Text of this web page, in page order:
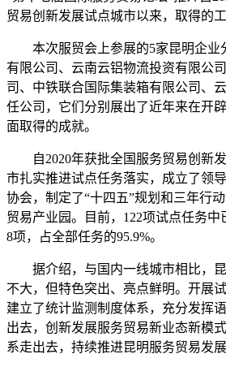
贸易创新发展试点城市以来，取得的工
本次服贸会上参展的5家昆明企业
有限公司、云南云铝物流投资有限公
司、中铁联合国际集装箱有限公司、
任公司，它们分别展出了近年来在开
面取得的成就。
自2020年获批全国服务贸易创新
市扎实推进试点任务落实，成立了领
协会，制定了“十四五”规划和三年行
贸易产业园。目前，122项试点任务中
8项，占全部任务的95.9%。
据介绍，与国内一线城市相比，
不大，但特色突出、亮点鲜明。开展
建立了统计监测制度体系，充分发挥
出去，创新发展服务贸易新业态新模
系走出去，持续推进昆明服务贸易发展